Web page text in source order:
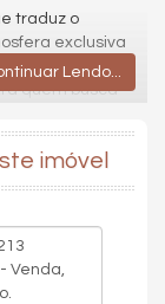
traduz o
exclusiva
mais
quem busca
planejados para
rooftop,
toda a família.
em
e o lifestyle
Lendo...
imóvel